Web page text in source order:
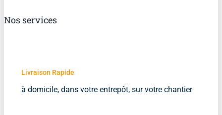
Nos services
Livraison Rapide
à domicile, dans votre entrepôt, sur votre chantier